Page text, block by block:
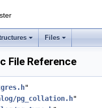
Files
File Reference
"
pg_collation.h"